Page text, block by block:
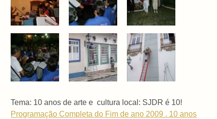
Tema: 10 anos de arte e cultura local: SJDR é 10!
Programação Completa do Fim de ano 2009 . 10 anos